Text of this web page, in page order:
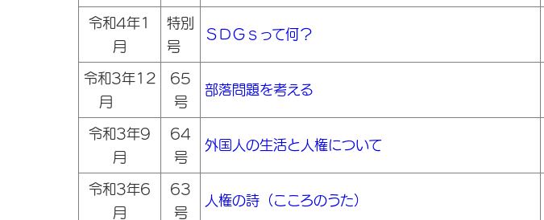
令和4年1
月
特別
号
ＳＤＧｓって何？
令和3年12
月
65
号
部落問題を考える
令和3年9
月
64
号
外国人の生活と人権について
令和3年6
月
63
号
人権の詩（こころのうた）